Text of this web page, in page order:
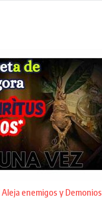
enemigos y Demonios